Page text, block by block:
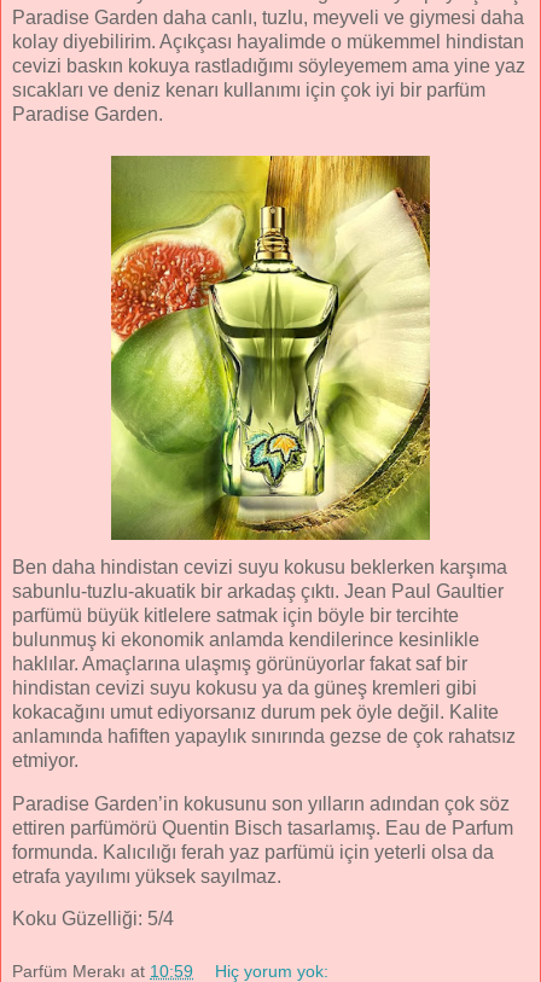
Paradise Garden daha canlı, tuzlu, meyveli ve giymesi daha
kolay diyebilirim. Açıkçası hayalimde o mükemmel hindistan
cevizi baskın kokuya rastladığımı söyleyemem ama yine yaz
sıcakları ve deniz kenarı kullanımı için çok iyi bir parfüm
Paradise Garden.
Ben daha hindistan cevizi suyu kokusu beklerken karşıma
sabunlu-tuzlu-akuatik bir arkadaş çıktı. Jean Paul Gaultier
parfümü büyük kitlelere satmak için böyle bir tercihte
bulunmuş ki ekonomik anlamda kendilerince kesinlikle
haklılar. Amaçlarına ulaşmış görünüyorlar fakat saf bir
hindistan cevizi suyu kokusu ya da güneş kremleri gibi
kokacağını umut ediyorsanız durum pek öyle değil. Kalite
anlamında hafiften yapaylık sınırında gezse de çok rahatsız
etmiyor.
Paradise Garden’in kokusunu son yılların adından çok söz
ettiren parfümörü Quentin Bisch tasarlamış. Eau de Parfum
formunda. Kalıcılığı ferah yaz parfümü için yeterli olsa da
etrafa yayılımı yüksek sayılmaz.
Koku Güzelliği: 5/4
Parfüm Merakı at 10:59 Hiç yorum yok: